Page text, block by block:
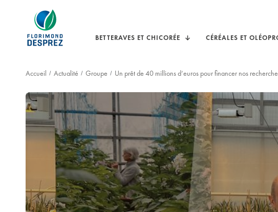
BETTERAVES ET CHICORÉE CÉRÉALES ET
Accueil / Actualité / Groupe / Un prêt de 40 millions d’euros pour financer nos